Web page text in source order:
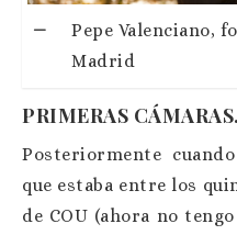
Pepe Valenciano,
Madrid
PRIMERAS
Posteriormente
que estaba entre los
de COU (ahora no